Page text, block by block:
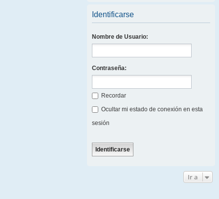
Identificarse
Nombre de Usuario:
Contraseña:
Recordar
Ocultar mi estado de conexión en esta
sesión
Ir a